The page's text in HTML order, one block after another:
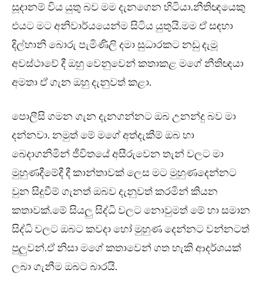
සූදානම් විය යුතු බව මම දැනගෙන හිටියා.නීතිඥයෙකු
එයට මට අනිවාර්යයෙන්ම සිටිය යුතුයි.මම ඒ සඳහා
දිල්හානි බොරු පැමිණිලි දමා සුධාරකට නඩු දැමූ
අවස්ථාවේ දී ඔහු වෙනුවෙන් කතාකළ මගේ නීතිඥයා
අමතා ඒ ගැන ඔහු දැනුවත් කළා.
පොලීසි ගමන ගැන දැනගන්නට ඔබ උනන්දු බව මා
දන්නවා. නමුත් මේ මගේ අත්දැකීම් ඔබ හා
බෙදාගනිමින් ජීවිතයේ අසීරුවෙන තැන් වලට මා
මුහුණදීමේදී දී කාන්තාවක් ලෙස මට මුහුණදෙන්නට
වුන සිදුවීම් ගැනත් ඔබව දැනුවත් කරමින් කියන
කතාවක්.මේ සියලු සිද්ධි වලට නොවුමත් මේ හා සමාන
සිද්ධි වලට ඔබට කවදා හෝ මුහුණ දෙන්නට වන්නටත්
පුලුවන්.ඒ නිසා මගේ කතාවෙන් ගත හැකි ආදර්ශයක්
ලබා ගැනීම ඔබට බාරයි.